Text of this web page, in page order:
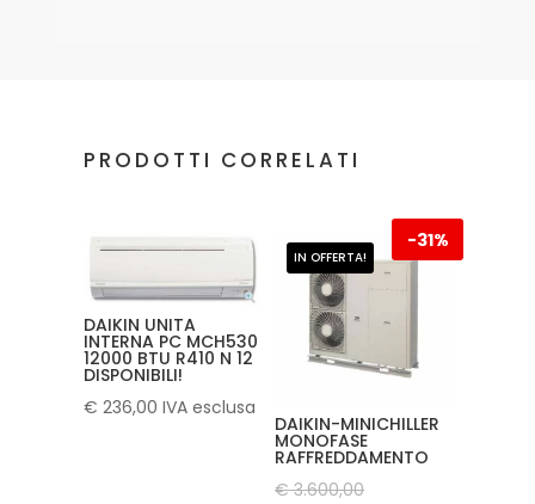
PRODOTTI CORRELATI
DAIKIN UNITA
INTERNA PC MCH530
12000 BTU R410 N 12
DISPONIBILI!
€ 236,00 IVA esclusa
IN OFFERTA!
-31%
DAIKIN-MINICHILLER
MONOFASE
RAFFREDDAMENTO
€3.600,00Il